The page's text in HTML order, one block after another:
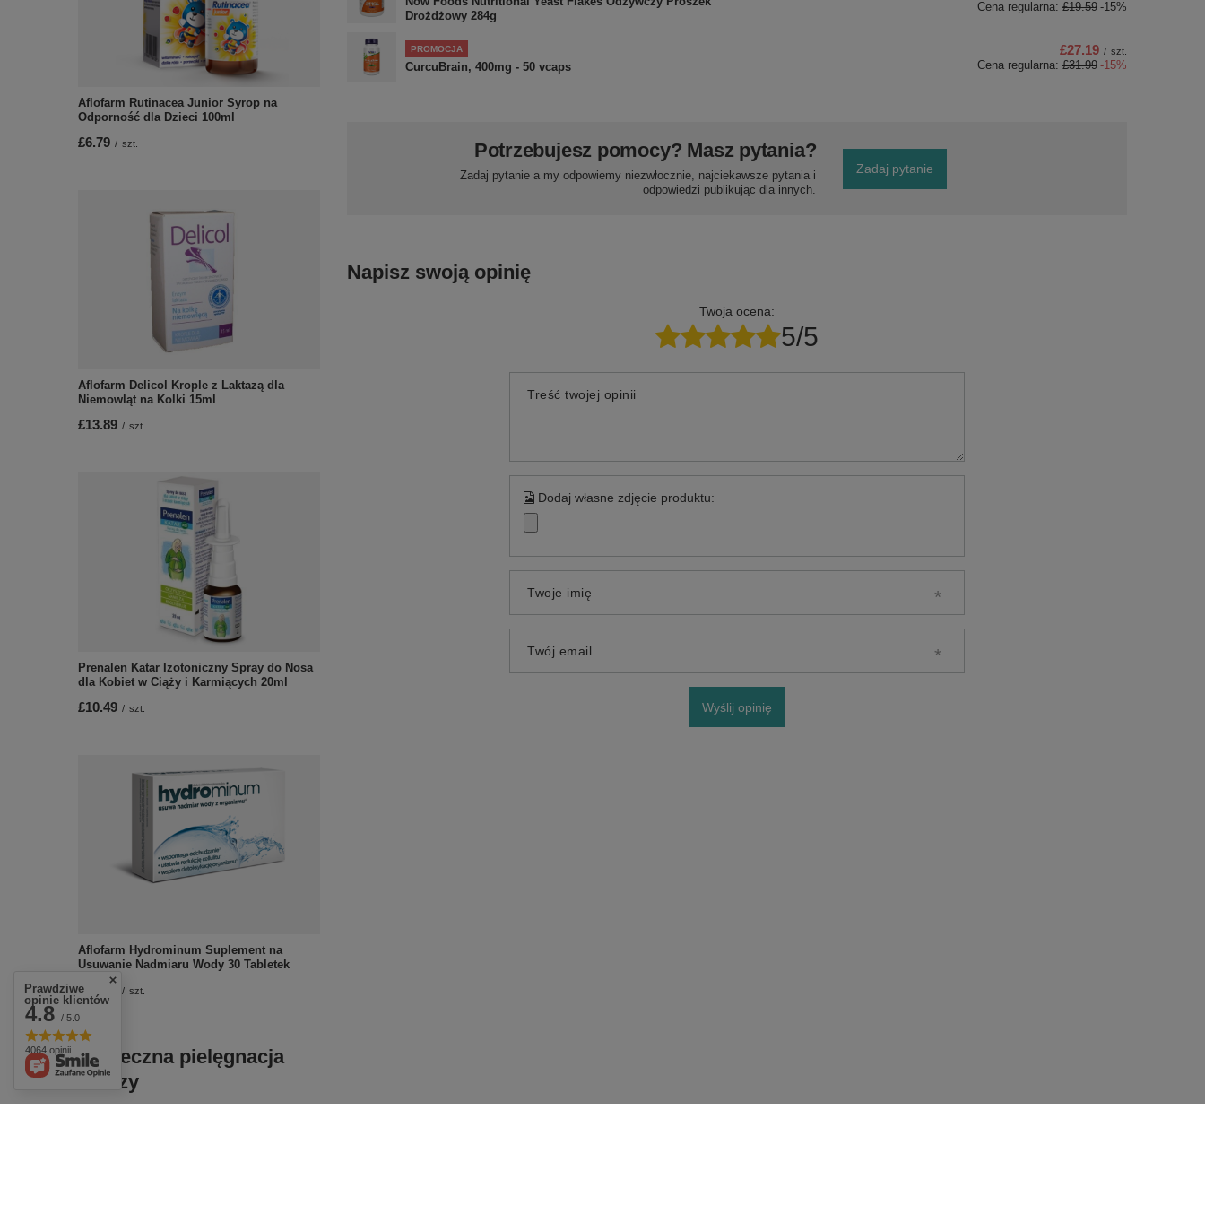
Aflofarm Rutinacea Junior Syrop na
Odporność dla Dzieci 100ml
£6.79 / szt.
Aflofarm Delicol Krople z Laktazą dla
Niemowląt na Kolki 15ml
£13.89 / szt.
Prenalen Katar Izotoniczny Spray do Nosa
dla Kobiet w Ciąży i Karmiących 20ml
£10.49 / szt.
Aflofarm Hydrominum Suplement na
Usuwanie Nadmiaru Wody 30 Tabletek
£12.49 / szt.
Skuteczna pielęgnacja
twarzy
Drożdżowy 284g
Cena regularna: £19.59 -15%
PROMOCJA
CurcuBrain, 400mg - 50 vcaps
£27.19 / szt.
Cena regularna: £31.99 -15%
Potrzebujesz pomocy? Masz pytania?
Zadaj pytanie a my odpowiemy niezwłocznie, najciekawsze pytania i
odpowiedzi publikując dla innych.
Zadaj pytanie
Napisz swoją opinię
Twoja ocena:
5/5
Treść twojej opinii
Dodaj własne zdjęcie produktu:
Twoje imię
Twój email
Wyślij opinię
Prawdziwe
opinie klientów
4.8 / 5.0
4064 opinii